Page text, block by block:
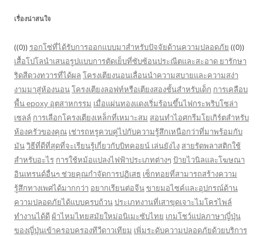
เรื่องน่าสนใจ
((0)) รอกโซ่ที่ได้รับการออกแบบมาสำหรับปัจจัยด้านความปลอดภัย ((0))
เสื้อโปโลนำเสนอรูปแบบการตัดเย็บที่ซับซ้อนประณีตและสะอาด ยารักษา
ริดสีดวงทวารที่ได้ผล โครงเตียงนอนเลื่อนนำความสบายและความสง่า
งามมาสู่ห้องนอนโครงเตียงลอฟท์หรือเตียงสองชั้นสำหรับเด็ก การเคลือบ
พื้น epoxy อุตสาหกรรม เมื่อแผ่นทองแดงเริ่มร้อนขึ้นไฟกระพริบโซล่า
เซลล์ การเลือกโครงเตียงเหล็กที่เหมาะสม สอนทำไอศกรีมโยเกิร์ตสำหรับ
ห้องครัวของคุณ เช่ารถหรูควบคู่ไปกับความรู้สึกเหนือกว่าที่มาพร้อมกับ
มันวิธีที่ดีที่สุดที่จะเรียนรู้เกี่ยวกับบิทคอยน์ เล่นยังไง สายรัดพลาสติกใช้
สำหรับอะไร การใช้หม้อแปลงไฟฟ้าประเภทต่างๆ ป้ายไวนิลและโฆษณา
อินเทรนด์อื่นๆ ช่วยคุณกำจัดการปฏิเสธ เซ็กทอยที่สามารถสร้างความ
รู้สึกทางเพศได้มากกว่า อยากเรียนต่อจีนขายมอไซค์และอุปกรณ์ด้าน
ความปลอดภัยได้แบบครบถ้วนประเภทงานที่เสาขุดเจาะไมโครไพล์
ทำงานได้ดี ผ้าไหมไทยสมัยใหม่อนิเมะซับไทย เกมโชว์แปลภาษาญี่ปุ่น
ของญี่ปุ่นเข้าครอบครองทีวีดาวเทียม เพิ่มระดับความปลอดภัยด้วยบริการ